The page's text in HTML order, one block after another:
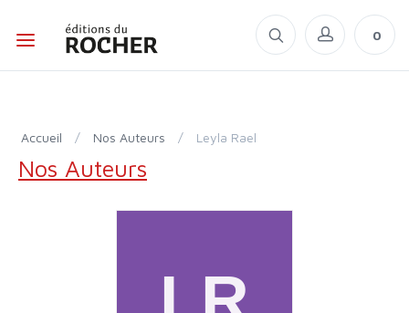
0
Accueil / Nos Auteurs / Leyla Rael
Nos Auteurs